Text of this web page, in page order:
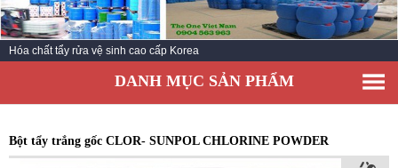
THÔNG TIN SẢN PHẨM
TIN TỨC
LIÊN HỆ
Hóa chất tẩy rửa vệ sinh cao cấp Korea
DANH MỤC SẢN PHẨM
Bột tẩy trắng gốc CLOR- SUNPOL CHLORINE POWDER